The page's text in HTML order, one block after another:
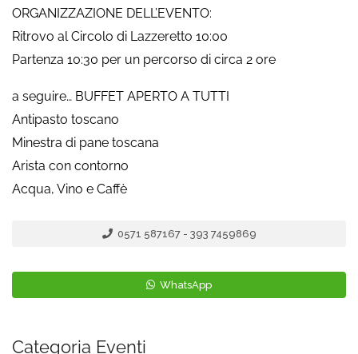
ORGANIZZAZIONE DELL’EVENTO:
Ritrovo al Circolo di Lazzeretto 10:00
Partenza 10:30 per un percorso di circa 2 ore
a seguire… BUFFET APERTO A TUTTI
Antipasto toscano
Minestra di pane toscana
Arista con contorno
Acqua, Vino e Caffè
0571 587167 - 393 7459869
WhatsApp
Categoria Eventi